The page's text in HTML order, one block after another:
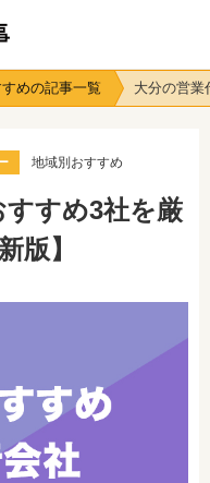
めの記事一覧 大分の営業
地域別おすすめ
すすめ3社を厳
版】